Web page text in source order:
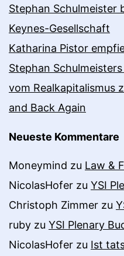
Stephan Schulmeister
Keynes-Gesellschaft
Katharina Pistor
Stephan
vom Realkapitalismus
and Back Again
Neueste Kommentare
Moneymind zu Law &
NicolasHofer zu YSI
Christoph Zimmer zu
ruby zu YSI Plenary
NicolasHofer zu Ist